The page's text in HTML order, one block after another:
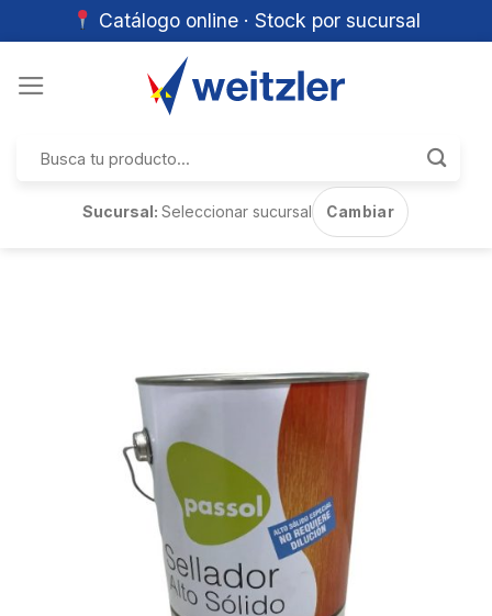
Catálogo online · Stock por sucursal
por:
Sucursal:Seleccionar sucursal Cambiar